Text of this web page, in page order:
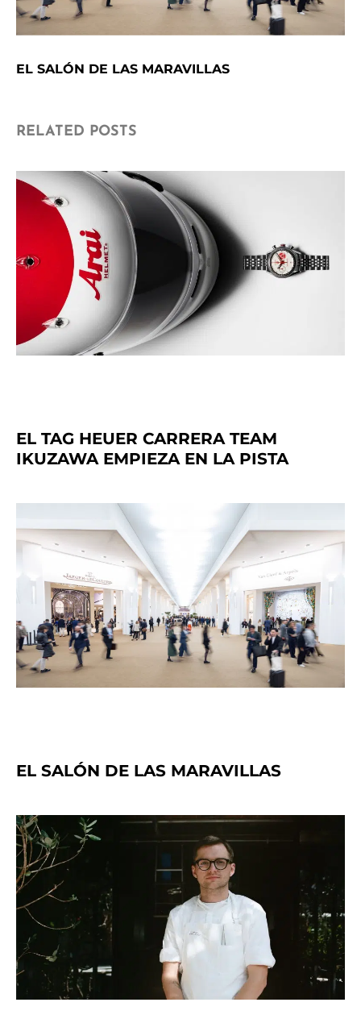
EL SALÓN DE LAS MARAVILLAS
RELATED POSTS
EL TAG HEUER CARRERA TEAM
IKUZAWA EMPIEZA EN LA PISTA
EL SALÓN DE LAS MARAVILLAS